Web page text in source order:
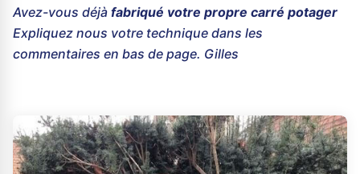
Avez-vous déjà fabriqué votre propre carré potager
Expliquez nous votre technique dans les
commentaires en bas de page. Gilles